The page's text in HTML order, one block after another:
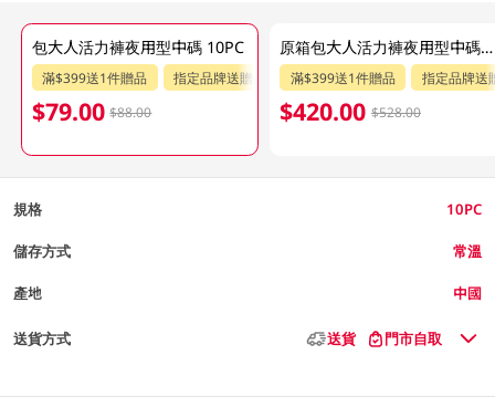
包大人活力褲夜用型中碼 10PC
滿$399送1件贈品 指定品牌送贈品
$79.00 $88.00
原箱包大人活力褲夜用型中碼 6X10PC
滿$399送1件贈品 指定品牌送
$420.00 $528.00
規格 10PC
儲存方式 常溫
產地 中國
送貨方式 送貨 門市自取